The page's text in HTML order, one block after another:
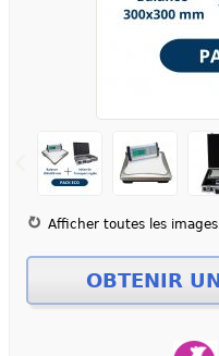
Afficher toutes les images